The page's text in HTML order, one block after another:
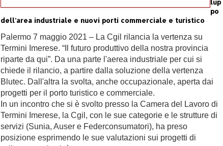
lup
po
dell'area industriale e nuovi porti commerciale e turistico
Palermo 7 maggio 2021 – La Cgil rilancia la vertenza su
Termini Imerese. “Il futuro produttivo della nostra provincia
riparte da qui”. Da una parte l'aerea industriale per cui si
chiede il rilancio, a partire dalla soluzione della vertenza
Blutec. Dall'altra la svolta, anche occupazionale, aperta dai
progetti per il porto turistico e commerciale.
In un incontro che si è svolto presso la Camera del Lavoro di
Termini Imerese, la Cgil, con le sue categorie e le strutture di
servizi (Sunia, Auser e Federconsumatori), ha preso
posizione esprimendo le sue valutazioni sui progetti di